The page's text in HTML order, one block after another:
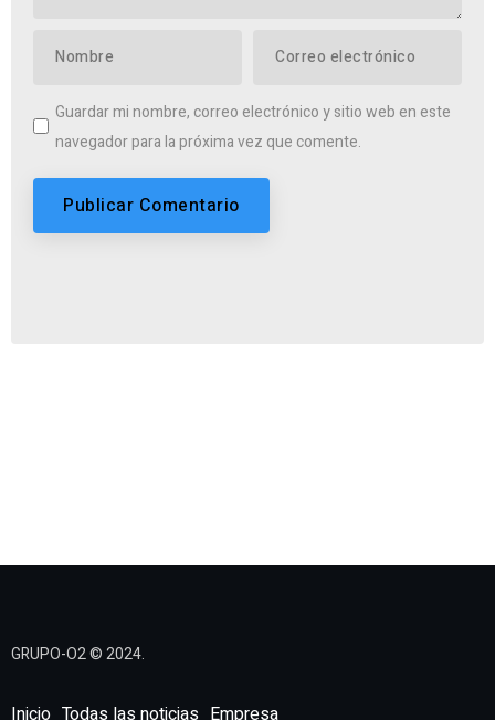
Guardar mi nombre, correo electrónico y sitio web en este
navegador para la próxima vez que comente.
GRUPO-O2 © 2024.